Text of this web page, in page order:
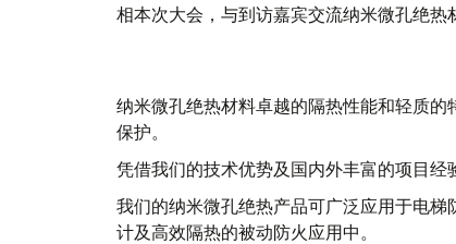
相本次大会，与到访嘉宾交流纳米微孔绝热
纳米微孔绝热材料卓越的隔热性能和轻质
保护。
凭借我们的技术优势及国内外丰富的项目经
我们的纳米微孔绝热产品可广泛应用于电
计及高效隔热的被动防火应用中。